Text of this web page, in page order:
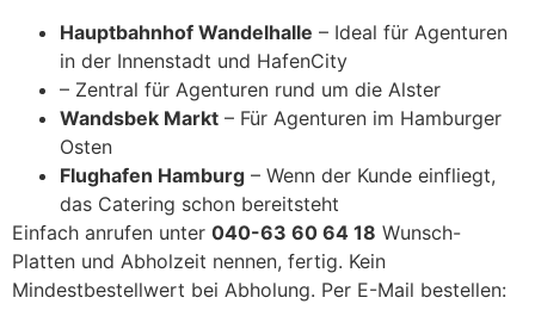
Hauptbahnhof Wandelhalle – Ideal für Agenturen
in der Innenstadt und HafenCity
– Zentral für Agenturen rund um die Alster
Wandsbek Markt – Für Agenturen im Hamburger
Osten
Flughafen Hamburg – Wenn der Kunde einfliegt,
das Catering schon bereitsteht
Einfach anrufen unter 040-63 60 64 18 Wunsch-
Platten und Abholzeit nennen, fertig. Kein
Mindestbestellwert bei Abholung. Per E-Mail bestellen: